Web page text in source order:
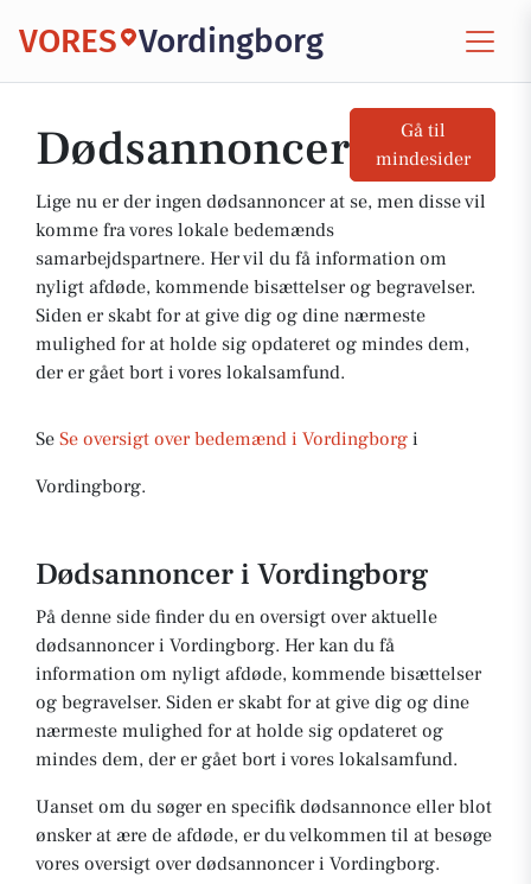
VORES Vordingborg
Dødsannoncer
Gå til
mindesider
Lige nu er der ingen dødsannoncer at se, men disse vil
komme fra vores lokale bedemænds
samarbejdspartnere. Her vil du få information om
nyligt afdøde, kommende bisættelser og begravelser.
Siden er skabt for at give dig og dine nærmeste
mulighed for at holde sig opdateret og mindes dem,
der er gået bort i vores lokalsamfund.
Se Se oversigt over bedemænd i Vordingborg i
Vordingborg.
Dødsannoncer i Vordingborg
På denne side finder du en oversigt over aktuelle
dødsannoncer i Vordingborg. Her kan du få
information om nyligt afdøde, kommende bisættelser
og begravelser. Siden er skabt for at give dig og dine
nærmeste mulighed for at holde sig opdateret og
mindes dem, der er gået bort i vores lokalsamfund.
Uanset om du søger en specifik dødsannonce eller blot
ønsker at ære de afdøde, er du velkommen til at besøge
vores oversigt over dødsannoncer i Vordingborg.